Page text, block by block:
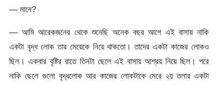
— মানে?
— আমি আরেকজনের থেকে শুনেছি অনেক বছর আগে এই বাসায় নাকি
একটা বৃদ্ধ লোক তার মেয়েকে নিয়ে থাকতো। তাদের একটা কাজের লোকও
ছিল। একবার বৃষ্টির রাতে তিনটা ছেলে এই বাসায় আশ্রয় নিয়ে ছিল। পরে
নাকি ছেলে গুলো বৃদ্ধলোক আর কাজের লোকটাকে মেরে ২য় তলার একটা